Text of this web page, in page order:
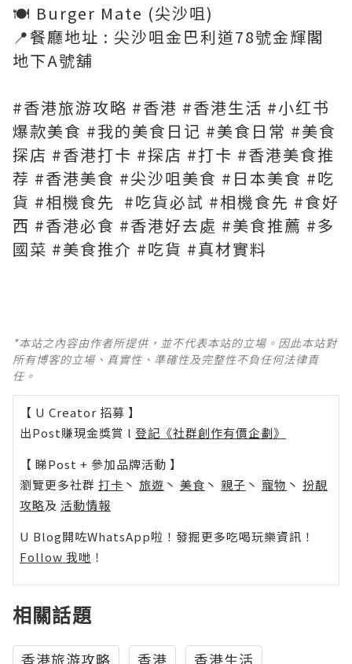
🍽 Burger Mate (尖沙咀)
📍餐廳地址 : 尖沙咀金巴利道78號金輝閣
地下A號舖
#香港旅游攻略 #香港 #香港生活 #小红书
爆款美食 #我的美食日记 #美食日常 #美食
探店 #香港打卡 #探店 #打卡 #香港美食推
荐 #香港美食 #尖沙咀美食 #日本美食 #吃
貨 #相機食先 #吃貨必試 #相機食先 #食好
西 #香港必食 #香港好去處 #美食推薦 #多
國菜 #美食推介 #吃貨 #真材實料
*本站之內容由作者所提供，並不代表本站的立場。因此本站對
所有博客的立場、真實性、準確性及完整性不負任何法律責
任。
【 U Creator 招募 】
出Post賺現金獎賞 l 登記《社群創作有價企劃》
【 睇Post + 參加品牌活動 】
瀏覽更多社群 打卡 丶 旅遊 丶 美食 丶 親子 丶 寵物 丶 扮靚
攻略及 活動情報
U Blog開咗WhatsApp啦！發掘更多吃喝玩樂資訊！
Follow 我哋 ！
相關話題
香港旅游攻略 香港 香港生活